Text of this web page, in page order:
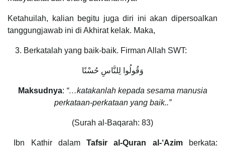
Ketahuilah, kalian begitu juga diri ini akan dipersoalkan
tanggungjawab ini di Akhirat kelak. Maka,
Berkatalah yang baik-baik. Firman Allah SWT:
وَقُولُوا لِلنَّاسِ حُسْنًا
Maksudnya: “…katakanlah kepada sesama manusia
perkataan-perkataan yang baik..”
(Surah al-Baqarah: 83)
Ibn Kathir dalamTafsir al-Quran al-‘Azimberkata: